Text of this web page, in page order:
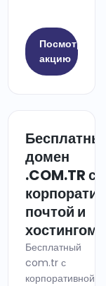
Посмотреть
акцию
ДОМЕН
домен
.COM.TR с
почтой и
хостингом
Бесплатный
com.tr с
корпоративной